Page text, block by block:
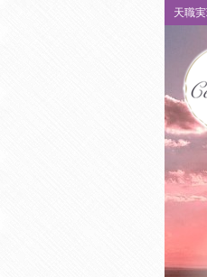
天職